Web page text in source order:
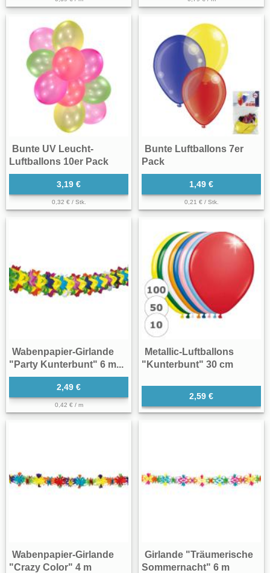
Bunte UV Leucht-
Luftballons 10er Pack
3,19 €
0,32 € / Stk.
Bunte Luftballons 7er
Pack
1,49 €
0,21 € / Stk.
Wabenpapier-Girlande
"Party Kunterbunt" 6 m...
2,49 €
0,42 € / m
Metallic-Luftballons
"Kunterbunt" 30 cm
2,59 €
Wabenpapier-Girlande
"Crazy Color" 4 m
Girlande "Träumerische
Sommernacht" 6 m